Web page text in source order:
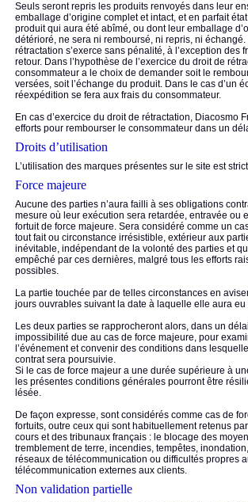
Seuls seront repris les produits renvoyés dans leur
emballage d’origine complet et intact, et en parfait
produit qui aura été abîmé, ou dont leur emballage
détérioré, ne sera ni remboursé, ni repris, ni échangé.
rétractation s’exerce sans pénalité, à l’exception des
retour. Dans l’hypothèse de l’exercice du droit de
consommateur a le choix de demander soit le
versées, soit l’échange du produit. Dans le cas d’un
réexpédition se fera aux frais du consommateur.
En cas d’exercice du droit de rétractation, Diacosmo
efforts pour rembourser le consommateur dans un
Droits d’utilisation
L’utilisation des marques présentes sur le site est
Force majeure
Aucune des parties n’aura failli à ses obligations
mesure où leur exécution sera retardée, entravée ou
fortuit de force majeure. Sera considéré comme un
tout fait ou circonstance irrésistible, extérieur aux
inévitable, indépendant de la volonté des parties et
empêché par ces dernières, malgré tous les efforts
possibles.
La partie touchée par de telles circonstances en
jours ouvrables suivant la date à laquelle elle aura
Les deux parties se rapprocheront alors, dans un
impossibilité due au cas de force majeure, pour
l’événement et convenir des conditions dans
contrat sera poursuivie.
Si le cas de force majeur a une durée supérieure à
les présentes conditions générales pourront être
lésée.
De façon expresse, sont considérés comme cas de
fortuits, outre ceux qui sont habituellement retenus
cours et des tribunaux français : le blocage des
tremblement de terre, incendies, tempêtes,
réseaux de télécommunication ou difficultés propres
télécommunication externes aux clients.
Non validation partielle